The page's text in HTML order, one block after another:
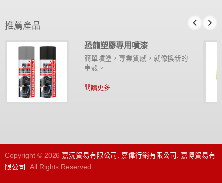
推薦產品
恐龍塑膠專用噴漆
簡單噴塗，專業質感，就像換新的
車殼。
閱讀更多
Copyright © 2026 嘉沅貿易有限公司. 嘉偉行銷有限公司. 嘉博貿易有
限公司
. All Rights Reserved.